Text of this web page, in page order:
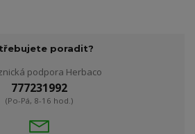
poradit?
podpora Herbaco
777231992
(Po-Pá, 8-16 hod.)